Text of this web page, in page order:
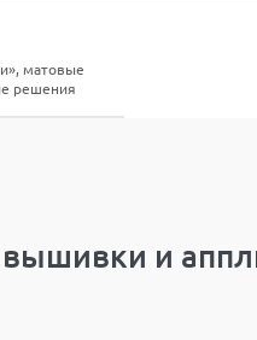
матовые
решения
и